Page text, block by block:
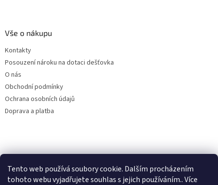
Tento web používá soubory cookie. Dalším procházením
tohoto webu vyjadřujete souhlas s jejich používáním.. Více
Vše o nákupu
Kontakty
Posouzení nároku na dotaci dešťovka
O nás
Obchodní podmínky
Ochrana osobních údajů
Doprava a platba
Filtry dešťové vody
Online